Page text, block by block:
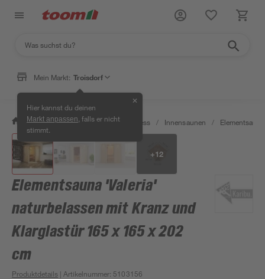
Mein Markt: Troisdorf
Hier kannst du deinen
Markt anpassen , falls er nicht
stimmt.
✕
/ Bad & Sanitär / Sauna & Wellness / Innensaunen /
+12
Elementsauna 'Valeria'
naturbelassen mit Kranz und
Klarglastür 165 x 165 x 202
cm
Produktdetails | Artikelnummer: 5103156